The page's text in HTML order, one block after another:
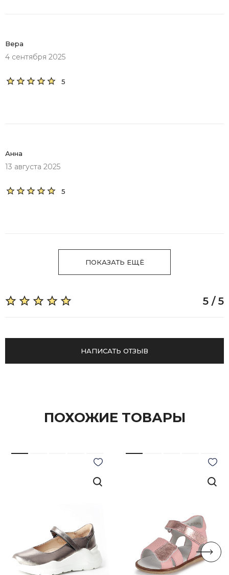
Вера
4 сентября 2025
5
Анна
13 августа 2025
5
ПОКАЗАТЬ ЕЩЁ
5 / 5
НАПИСАТЬ ОТЗЫВ
ПОХОЖИЕ ТОВАРЫ